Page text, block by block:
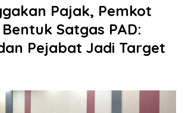
Pajak, Pemkot
Satgas PAD:
Pejabat Jadi Target